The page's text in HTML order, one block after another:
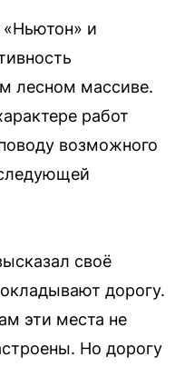
и
лесном массиве.
работ
возможного
своё
дорогу.
эти места не
Но дорогу